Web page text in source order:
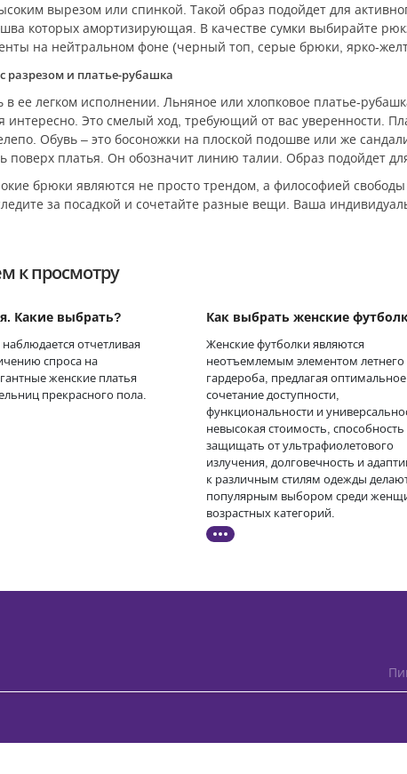
вырезом или спинкой. Такой образ подойдет для
которых амортизирующая. В качестве сумки выбирайте
на нейтральном фоне (черный топ, серые брюки, ярко-
разрезом и платье-рубашка
в ее легком исполнении. Льняное или хлопковое платье-
интересно. Это смелый ход, требующий от вас уверенности.
Обувь – это босоножки на плоской подошве или же
поверх платья. Он обозначит линию талии. Образ подойдет
брюки являются не просто трендом, а философией
за посадкой и сочетайте разные вещи. Ваша
к просмотру
Какие выбрать?
отчетливая
спроса на
женские платья
прекрасного пола.
Как выбрать женские
Женские футболки являются
неотъемлемым элементом летнего
гардероба, предлагая оптимальное
сочетание доступности,
функциональности и
невысокая стоимость, способность
защищать от ультрафиолетового
излучения, долговечность и
к различным стилям одежды
популярным выбором среди
возрастных категорий.